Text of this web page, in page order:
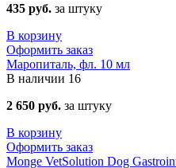
435 руб. за штуку
В корзину
Оформить заказ
Маропиталь, фл. 10 мл
В наличии 16
2 650 руб. за штуку
В корзину
Оформить заказ
Monge VetSolution Dog